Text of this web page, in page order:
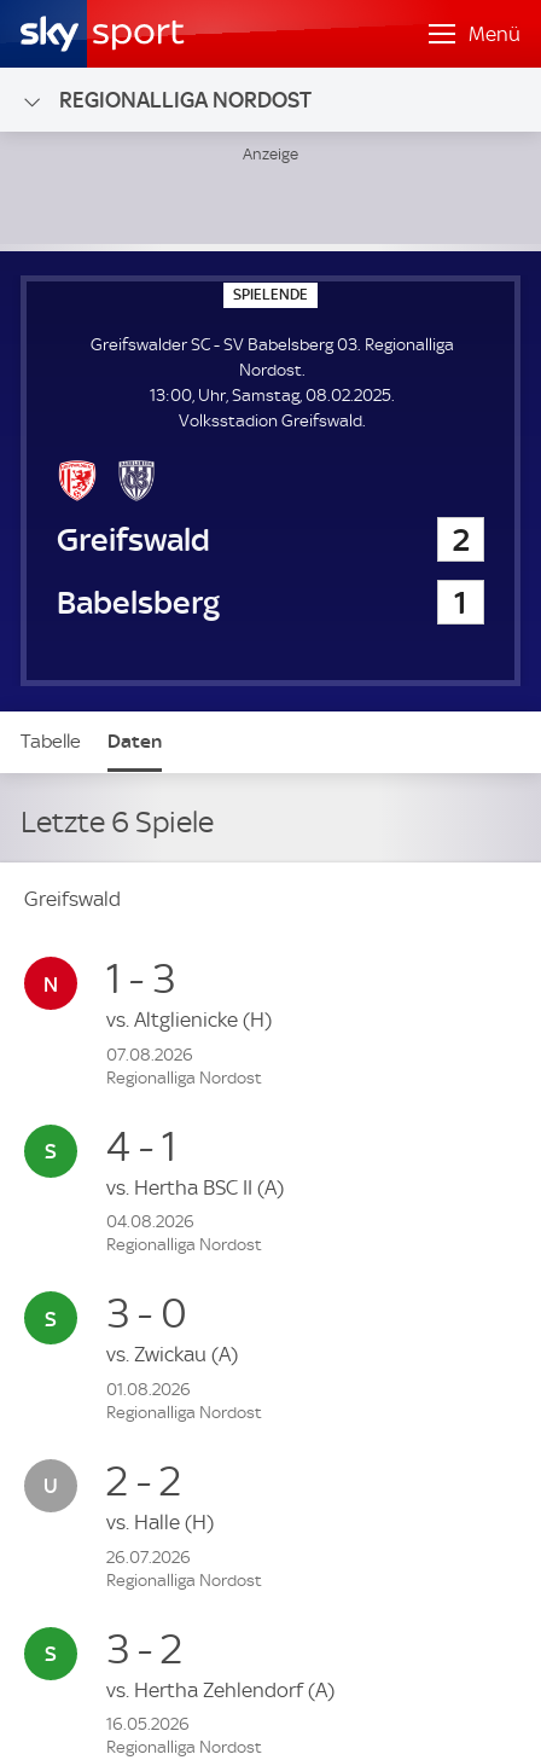
Menü
REGIONALLIGA NORDOST
SPIELENDE
P
E
N
D
E
Greifswalder SC - SV Babelsberg 03. Regionalliga
Nordost.
13:00, Uhr, Samstag, 08.02.2025.
Volksstadion Greifswald.
Greifswalder SC
2
SV Babelsberg 03
1
Tabelle Daten
Letzte 6 Spiele
Greifswald
1 - 3
vs. Altglienicke (H)
07.08.2026
Regionalliga Nordost
4 - 1
vs. Hertha BSC II (A)
04.08.2026
Regionalliga Nordost
3 - 0
vs. Zwickau (A)
01.08.2026
Regionalliga Nordost
2 - 2
vs. Halle (H)
26.07.2026
Regionalliga Nordost
3 - 2
vs. Hertha Zehlendorf(A)
16.05.2026
Regionalliga Nordost